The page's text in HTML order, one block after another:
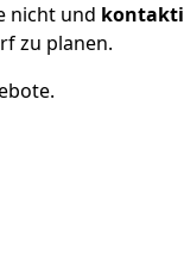
nicht und
zu planen.